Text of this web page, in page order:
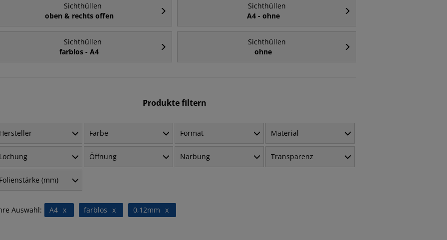
Sichthüllen
oben & rechts offen
Sichthüllen
A4 - ohne
Sichthüllen
farblos - A4
Sichthüllen
ohne
Produkte filtern
Hersteller Farbe Format Material
Lochung Öffnung Narbung Transparenz
Folienstärke (mm)
Auswahl: x
A4 x
farblos x
0,12mm